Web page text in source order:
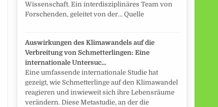
Wissenschaft. Ein interdisziplinäres Team von
Forschenden, geleitet von der... Quelle
Auswirkungen des Klimawandels auf die
Verbreitung von Schmetterlingen: Eine
internationale Untersuc…
Eine umfassende internationale Studie hat
gezeigt, wie Schmetterlinge auf den Klimawandel
reagieren und inwieweit sich ihre Lebensräume
verändern. Diese Metastudie, an der die